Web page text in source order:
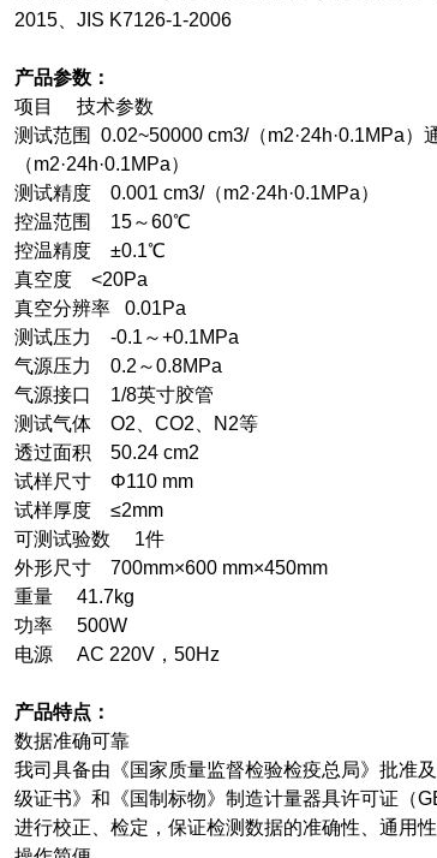
2015、JIS K7126-1-2006
产品参数：
项目 技术参数
测试范围 0.02~50000 cm3/（m2·24h·0.1MPa
（m2·24h·0.1MPa）
测试精度 0.001 cm3/（m2·24h·0.1MPa）
控温范围 15～60℃
控温精度 ±0.1℃
真空度 <20Pa
真空分辨率 0.01Pa
测试压力 -0.1～+0.1MPa
气源压力 0.2～0.8MPa
气源接口 1/8英寸胶管
测试气体 O2、CO2、N2等
透过面积 50.24 cm2
试样尺寸 Φ110 mm
试样厚度 ≤2mm
可测试验数 1件
外形尺寸 700mm×600 mm×450mm
重量 41.7kg
功率 500W
电源 AC 220V，50Hz
产品特点：
数据准确可靠
我司具备由《国家质量监督检验检疫总局》批准
级证书》和《国制标物》制造计量器具许可证（
进行校正、检定，保证检测数据的准确性、通用性